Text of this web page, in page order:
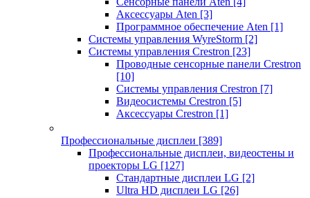
Аксессуары Aten [3]
Программное обеспечение Aten [1]
Системы управления WyreStorm [2]
Системы управления Crestron [23]
Проводные сенсорные панели Crestron
[10]
Системы управления Crestron [7]
Видеосистемы Crestron [5]
Аксессуары Crestron [1]
Профессиональные дисплеи [389]
Профессиональные дисплеи, видеостены и
проекторы LG [127]
Стандартные дисплеи LG [2]
Ultra HD дисплеи LG [26]